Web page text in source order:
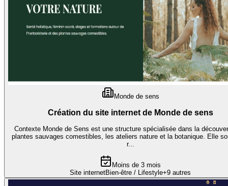
Monde de sens
Création du site internet de Monde de sens
Contexte Monde de Sens est une structure spécialisée dans la
plantes sauvages comestibles, les ateliers nature et la botanique. Elle
r...
Moins de 3 mois
Site internetBien-être / Lifestyle+9 autres